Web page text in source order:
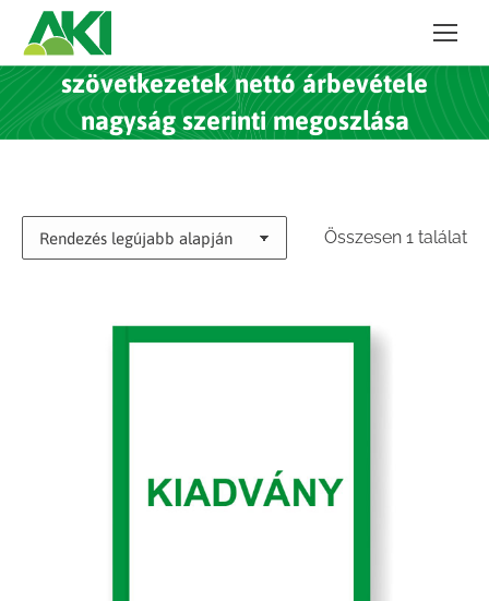
szövetkezetek nettó árbevétele
nagyság szerinti megoszlása
Összesen 1 találat